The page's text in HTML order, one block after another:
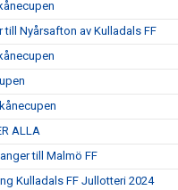
Nyårsafton av Kulladals FF
ALLA
till Malmö FF
Kulladals FF Jullotteri 2024